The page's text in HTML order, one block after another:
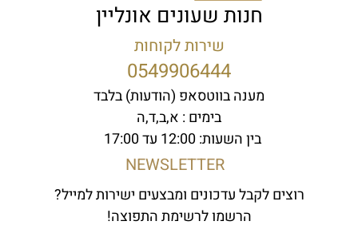
חנות שעונים אונליין
שירות לקוחות
0549906444
מענה בווטסאפ (הודעות) בלבד
בימים : א,ב,ד,ה
בין השעות: 12:00 עד 17:00
NEWSLETTER
רוצים לקבל עדכונים ומבצעים ישירות למייל?
הרשמו לרשימת התפוצה!